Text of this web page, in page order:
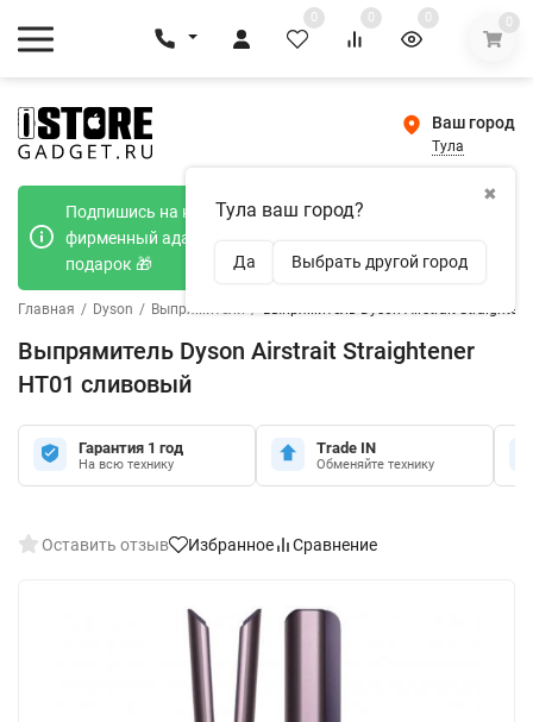
0 0 0 0
Ваш город
Тула
✖
Тула ваш город?
Да Выбрать другой город
Подпишись на наш телеграмм канал и получи
фирменный адаптер Type-C 20W при покупке в
подарок 🎁
Главная / Dyson / Выпрямители / Выпрямитель Dyson Airstrait
Выпрямитель Dyson Airstrait Straightener
HT01 сливовый
Гарантия 1 год
На всю технику
Trade IN
Обменяйте технику
Оставить отзыв Избранное Сравнение